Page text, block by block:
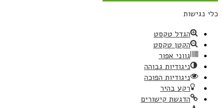
כלי נגישות
הגדל טקסט
הקטן טקסט
גווני אפור
ניגודיות גבוהה
ניגודיות הפוכה
רקע בהיר
הדגשת קישורים